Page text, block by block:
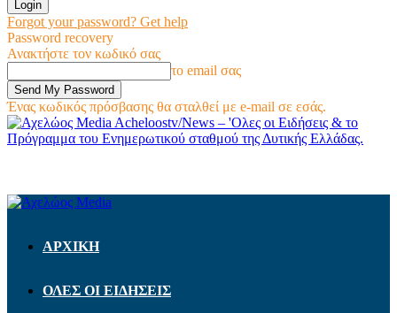
Forgot your password? Get help
Password recovery
Ανακτήστε τον κωδικό σας
το email σας
Ένας κωδικός πρόσβασης θα σταλθεί με e-mail σε εσάς.
Acheloostv/News – 'Ολες οι Ειδήσεις & το
Πρόγραμμα του Ενημερωτικού σταθμού της Δυτικής Ελλάδας.
ΑΡΧΙΚΗ
ΟΛΕΣ ΟΙ ΕΙΔΗΣΕΙΣ